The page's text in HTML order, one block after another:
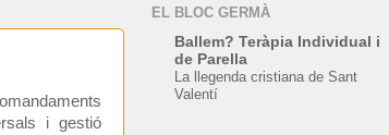
i gestió
EL BLOC GERMÀ
Ballem? Teràpia Individual i
de Parella
La llegenda cristiana de Sant
Valentí